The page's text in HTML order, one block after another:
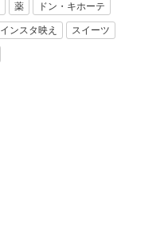
薬 ドン・キホーテ
インスタ映え スイーツ